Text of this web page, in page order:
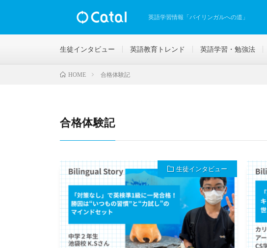
英語学習情報「バイリンガルへの道」
生徒インタビュー 英語教育トレンド 英語学習・勉強法
HOME 合格体験記
合格体験記
生徒インタビュー